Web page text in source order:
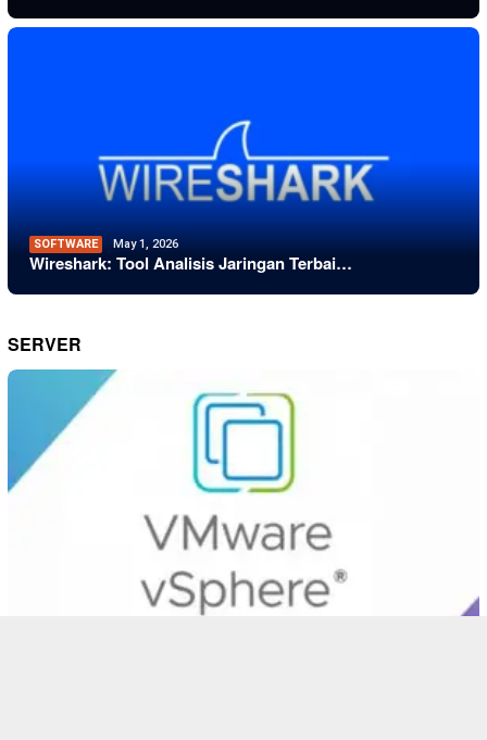
SOFTWARE May 1, 2026
Wireshark: Tool Analisis Jaringan Terbai…
SERVER